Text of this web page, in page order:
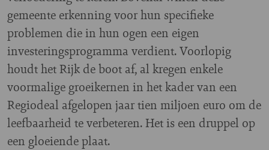
gemeente erkenning voor hun specifieke
problemen die in hun ogen een eigen
investeringsprogramma verdient. Voorlopig
houdt het Rijk de boot af, al kregen enkele
voormalige groeikernen in het kader van een
Regiodeal afgelopen jaar tien miljoen euro om de
leefbaarheid te verbeteren. Het is een druppel op
een gloeiende plaat.